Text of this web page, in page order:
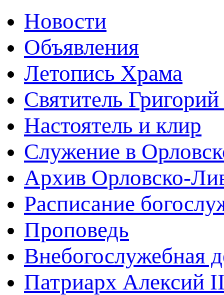
Новости
Объявления
Летопись Храма
Святитель
Настоятель и клир
Служение в
Архив Орловско-
Расписание
Проповедь
Внебогослужебная
Патриарх Алексий